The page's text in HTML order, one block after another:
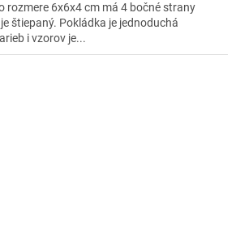
rozmere 6x6x4 cm má 4 bočné strany
štiepaný. Pokládka je jednoduchá
i vzorov je...